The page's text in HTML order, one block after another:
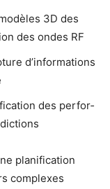
3D des
des ondes RF
d’in­for­ma­tions
des per­for­
pla­ni­fi­ca­tion
com­plexes